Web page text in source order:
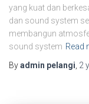
yang kuat dan
dan sound system
membangun
sound system Read
Byadmin pelangi 2